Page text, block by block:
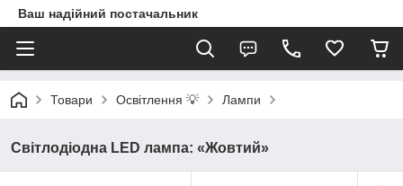
Ваш надійний постачальник
Товари Освітлення 💡 Лампи
Світлодіодна LED лампа: «Жовтий»